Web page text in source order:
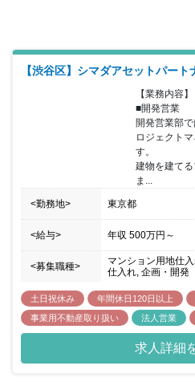
【渋谷区】シマダアセットパー
【業務内容】
■開発営業
開発営業部
ロジェクト
す。
建物を建て
ま...
<勤務地> 東京都
<給与> 年収 500万円 ～
<募集職種>
マンション用地仕
仕入れ, 企画・開発
土日祝休み 年間休日120日以上
事業用不動産取り扱い
法人営業
求人詳細